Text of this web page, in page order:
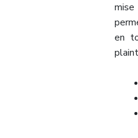
en